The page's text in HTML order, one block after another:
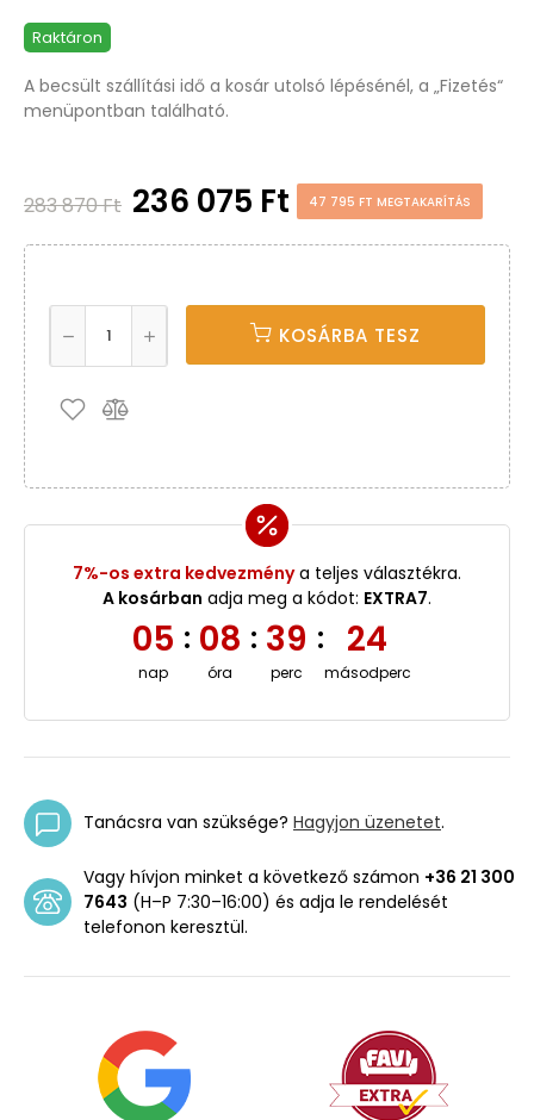
Raktáron
A becsült szállítási idő a kosár utolsó lépésénél, a „Fizetés“
menüpontban található.
283 870 Ft 236 075 Ft 47 795 FT MEGTAKARÍTÁS
KOSÁRBA TESZ
7%-os extra kedvezménya teljes választékra.
A kosárban adja meg a kódot: EXTRA7.
05
nap
: 08
óra
: 39
perc
: 23
másodperc
Tanácsra van szüksége? Hagyjon üzenetet.
Vagy hívjon minket a következő számon +36 21 300
7643 (H–P 7:30–16:00) és adja le rendelését
telefonon keresztül.